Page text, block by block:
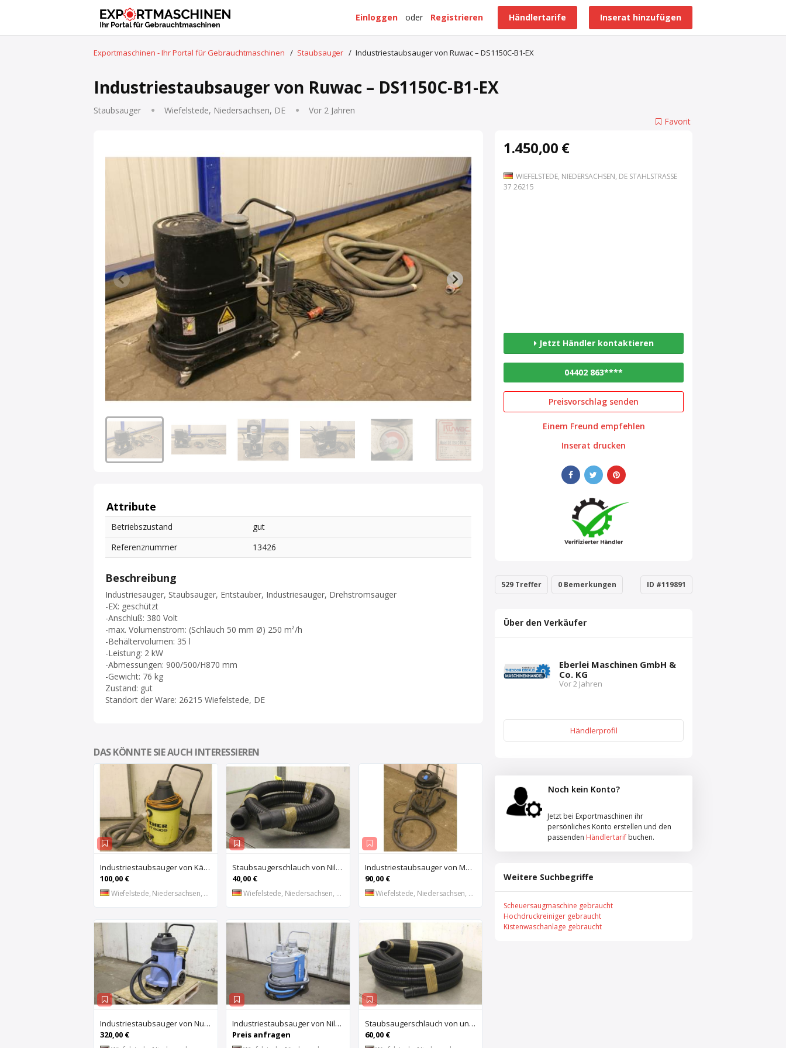
Inserat hinzufügen
Händlertarife
Registrieren
oder
Einloggen
Exportmaschinen - Ihr Portal für Gebrauchtmaschinen / Staubsauger / Industriestaubsauger von Ruwac – DS1150C-B1-EX
Industriestaubsauger von Ruwac – DS1150C-B1-EX
Staubsauger Wiefelstede, Niedersachsen, DE Vor 2 Jahren
Attribute
Betriebszustand
gut
Referenznummer
13426
Beschreibung
Industriesauger, Staubsauger, Entstauber, Industriesauger, Drehstromsauger
-EX: geschützt
-Anschluß: 380 Volt
-max. Volumenstrom: (Schlauch 50 mm Ø) 250 m²/h
-Behältervolumen: 35 l
-Leistung: 2 kW
-Abmessungen: 900/500/H870 mm
-Gewicht: 76 kg
Zustand: gut
Standort der Ware: 26215 Wiefelstede, DE
DAS KÖNNTE SIE AUCH INTERESSIEREN
Industriestaubsauger von Kärcher – NT600S
100,00 €
Wiefelstede, Niedersachsen, DE
Staubsaugerschlauch von Nilfisk – Z7 22370
40,00 €
Wiefelstede, Niedersachsen, DE
Industriestaubsauger von MAUK – Edelstahl 1400 W
90,00 €
Wiefelstede, Niedersachsen, DE
Industriestaubsauger von Numatic – WVD 900-2
320,00 €
Industriestaubsauger von Nilfisk – GM625-5104
Preis anfragen
Staubsaugerschlauch von unbekannt – Ø 50 mm 8 m
60,00 €
Favorit
1.450,00 €
WIEFELSTEDE, NIEDERSACHSEN, DE STAHLSTRASSE 3
7 26215
Jetzt Händler kontaktieren
04402 863****
Preisvorschlag senden
Einem Freund empfehlen
Inserat drucken
529 Treffer 0 Bemerkungen ID #119891
Über den Verkäufer
Eberlei Maschinen GmbH &
Co. KG
Vor 2 Jahren
Händlerprofil
Noch kein Konto?
Jetzt bei Exportmaschinen ihr
persönliches Konto erstellen und den
passenden Händlertarif buchen.
Weitere Suchbegriffe
Scheuersaugmaschine gebraucht
Hochdruckreiniger gebraucht
Kistenwaschanlage gebraucht